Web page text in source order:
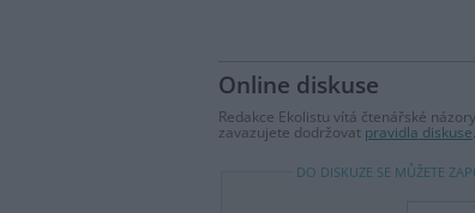
Online diskuse
Redakce Ekolistu vítá čtenářské
zavazujete dodržovat pravidla diskuse
DO DISKUZE SE MŮŽETE